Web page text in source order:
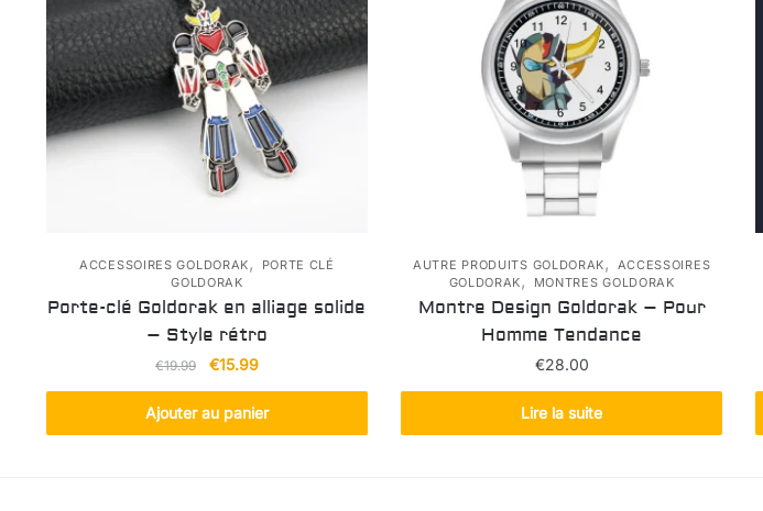
ACCESSOIRES GOLDORAK,
PORTE CLÉ
GOLDORAK
Porte-clé Goldorak en alliage solide
– Style rétro
€19.99
Le
prix
initial
était :
€15.99Le
prix
actuel
est :
Ajouter au panier
AUTRE PRODUITS GOLDORAK,
ACCESSOIRES
GOLDORAK, MONTRES GOLDORAK
Montre Design Goldorak – Pour
Homme Tendance
€28.00
Lire la suite